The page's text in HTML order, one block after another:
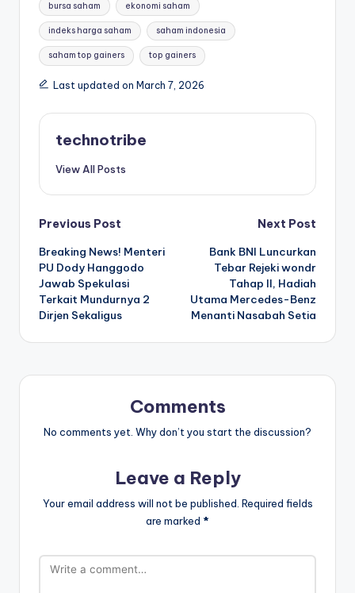
bursa saham ekonomi saham
indeks harga saham saham indonesia
saham top gainers top gainers
Last updated on March 7, 2026
technotribe
View All Posts
Post
navigation
Previous Post
Breaking News! Menteri
PU Dody Hanggodo
Jawab Spekulasi
Terkait Mundurnya 2
Dirjen Sekaligus
Next Post
Bank BNI Luncurkan
Tebar Rejeki wondr
Tahap II, Hadiah
Utama Mercedes-Benz
Menanti Nasabah Setia
Comments
No comments yet. Why don’t you start the discussion?
Leave a Reply
Your email address will not be published. Required fields
are marked *